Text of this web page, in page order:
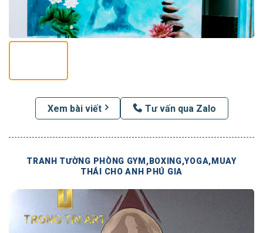
Xem bài viết Tư vấn qua Zalo
TRANH TƯỜNG PHÒNG GYM,BOXING,YOGA,MUAY
THÁI CHO ANH PHÚ GIA